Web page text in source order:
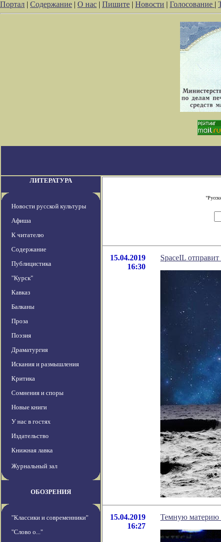
Портал | Содержание | О нас | Пишите | Новости | Голосование |
ЛИТЕРАТУРА
Новости русской культуры
Афиша
К читателю
Содержание
Публицистика
"Курск"
Кавказ
Балканы
Проза
Поэзия
Драматургия
Искания и размышления
Критика
Сомнения и споры
Новые книги
У нас в гостях
Издательство
Книжная лавка
Журнальный зал
ОБОЗРЕНИЯ
"Классики и современники"
"Слово о..."
15.04.2019
16:30
SpaceIL
15.04.2019
16:27
Темную материю